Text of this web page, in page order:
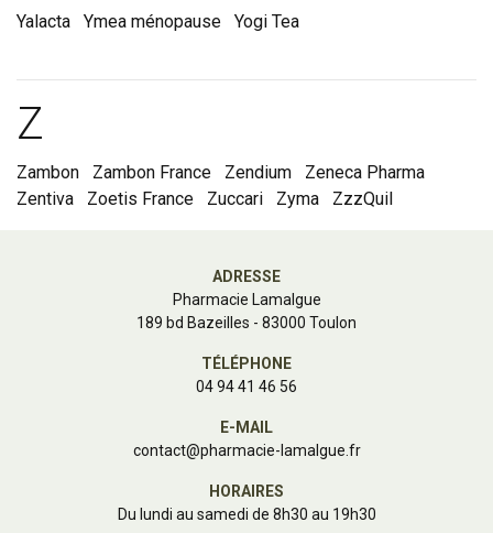
Yalacta Ymea ménopause Yogi Tea
Marques et
Z
Zambon Zambon France Zendium
Zeneca Pharma
Zentiva
Zoetis France Zuccari Zyma ZzzQuil
ADRESSE
Pharmacie Lamalgue
189 bd Bazeilles - 83000 Toulon
TÉLÉPHONE
04 94 41 46 56
E-MAIL
contact@pharmacie-lamalgue.fr
HORAIRES
Du lundi au samedi de 8h30 au 19h30